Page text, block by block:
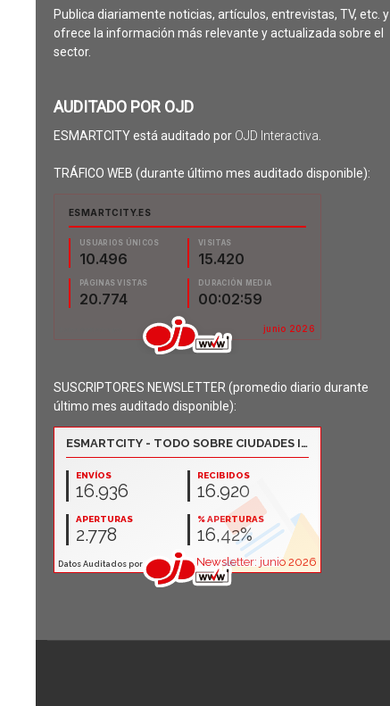
Publica diariamente noticias, artículos, entrevistas, TV, etc. y
ofrece la información más relevante y actualizada sobre el
sector.
AUDITADO POR OJD
ESMARTCITY está auditado por OJD Interactiva
TRÁFICO WEB (durante último mes auditado disponible):
SUSCRIPTORES NEWSLETTER (promedio diario durante
último mes auditado disponible):